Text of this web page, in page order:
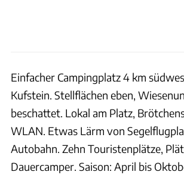
Einfacher Campingplatz 4 km
Kufstein. Stellflächen eben,
beschattet. Lokal am Platz,
WLAN. Etwas Lärm von
Autobahn. Zehn Touristenplätze,
Dauercamper. Saison: April bis